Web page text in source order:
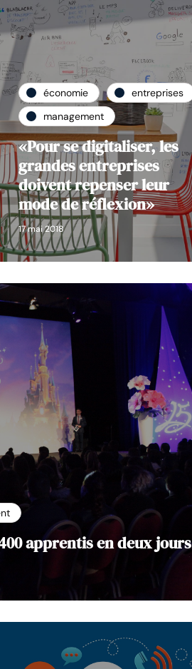
économie
entreprises
management
«Pour se digitaliser, les
grandes entreprises
doivent repenser leur
mode de réflexion»
17 mai 2018
apprentis en deux jours